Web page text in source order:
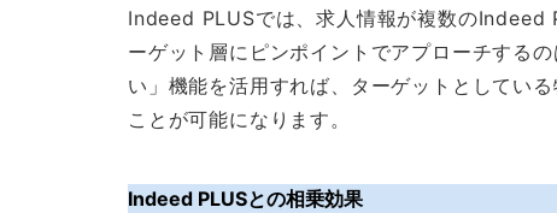
Indeed PLUSでは、求人情報が複数のIndeed
ーゲット層にピンポイントでアプローチする
い」機能を活用すれば、ターゲットとしてい
ことが可能になります。
Indeed PLUSとの相乗効果